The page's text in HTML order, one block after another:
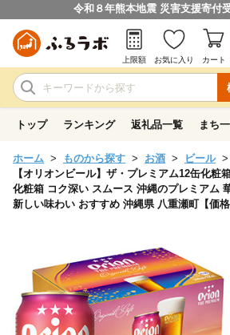
令和８年熊本地震 災害支援寄付
上限額 お気に入り カート
トップ ランキング 返礼品一覧 まち
ホーム ものから探す お酒
ビール
【オリオンビール】ザ・プレミアム12缶化粧
化粧箱 コク深い スムース 沖縄のプレミアム
新しい味わい おすすめ 沖縄県 八重瀬町【価格